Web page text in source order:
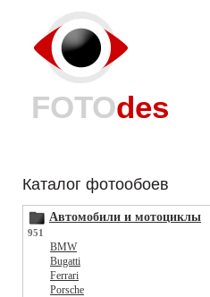
FOTOdes
Каталог фотообоев
Автомобили и мотоциклы
951
BMW
Bugatti
Ferrari
Porsche